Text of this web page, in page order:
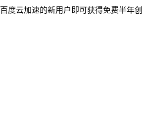
度云加速的新用户即可获得免费半年创